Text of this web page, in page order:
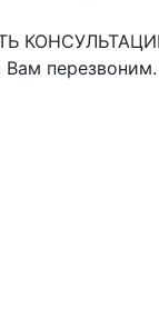
перезвоним.